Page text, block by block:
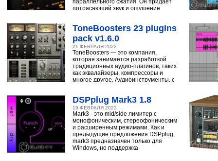
параллельного сжатия. Он придает
потрясающий звук и ощущение
ToneBoosters 23 plugins
pack v1.6.0
21 ФЕВРАЛЯ 2022
ToneBoosters — это компания,
которая занимается разработкой
традиционных аудио-плагинов, таких
как эквалайзеры, компрессоры и
многое другое. Аудиоинструменты, с
DSPplug Mark3 1.8
19 ФЕВРАЛЯ 2022
Mark3 - это mid/side лимитер с
монофоническим, стереофоническим
и расширенным режимами. Как и
предыдущие предложения DSPplug,
mark3 предназначен только для
Windows, но поддержка